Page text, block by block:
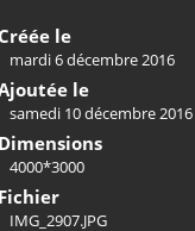
Créée le
mardi 6 décembre 2016
le
samedi 10 décembre 2016
Dimensions
4000*3000
Fichier
IMG_2907.JPG